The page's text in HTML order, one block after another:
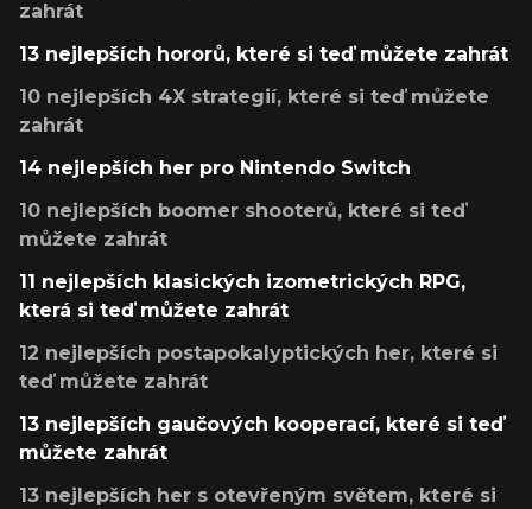
zahrát
13 nejlepších hororů, které si teď můžete zahrát
10 nejlepších 4X strategií, které si teď můžete
zahrát
14 nejlepších her pro Nintendo Switch
10 nejlepších boomer shooterů, které si teď
můžete zahrát
11 nejlepších klasických izometrických RPG,
která si teď můžete zahrát
12 nejlepších postapokalyptických her, které si
teď můžete zahrát
13 nejlepších gaučových kooperací, které si teď
můžete zahrát
13 nejlepších her s otevřeným světem, které si